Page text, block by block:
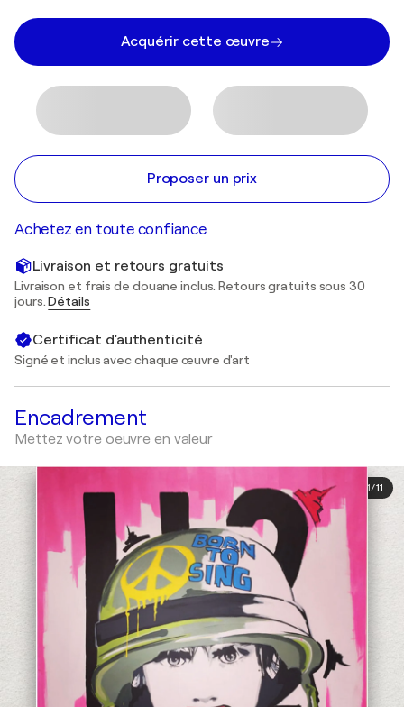
Acquérir cette œuvre
Proposer un prix
Achetez en toute confiance
Livraison et retours gratuits
Livraison et frais de douane inclus. Retours gratuits sous 30
jours.Détails
Certificat d'authenticité
Signé et inclus avec chaque œuvre d'art
Encadrement
Mettez votre oeuvre en valeur
1/11